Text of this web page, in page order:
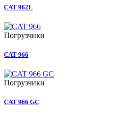
CAT 962L
Погрузчики
CAT 966
Погрузчики
CAT 966 GC